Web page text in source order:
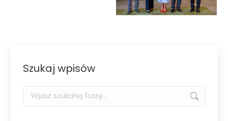
Szukaj wpisów
Szukaj: